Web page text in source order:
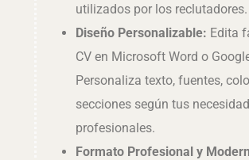
utilizados por los reclutadores.
Diseño Personalizable: Edita
CV en Microsoft Word o
Personaliza texto, fuentes,
secciones según tus
profesionales.
Formato Profesional y